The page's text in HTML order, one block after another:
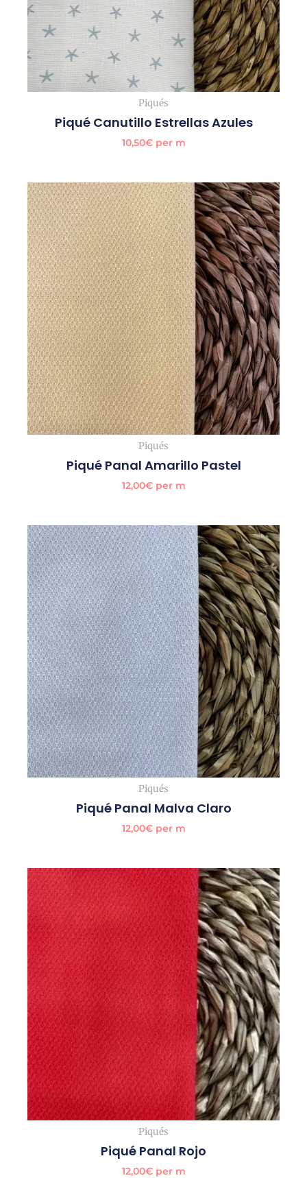
Piqués
Piqué Canutillo Estrellas Azules
10,50€per m
Piqués
Piqué Panal Amarillo Pastel
12,00€per m
Piqués
Piqué Panal Malva Claro
12,00€per m
Piqués
Piqué Panal Rojo
12,00€per m